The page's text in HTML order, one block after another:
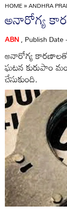
HOME»ANDHRA
అనారోగ్య
ABN, Publish
అనారోగ్య కారణాలతో
ఘటన కురుపాం
చేసుకుంది.